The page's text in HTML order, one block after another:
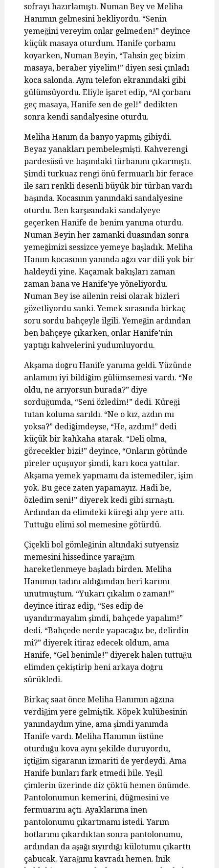
sofrayı hazırlamıştı. Numan Bey ve Meliha
Hanımın gelmesini bekliyordu. “Senin
yemeğini vereyim onlar gelmeden!” deyince
küçük masaya oturdum. Hanife çorbamı
koyarken, Numan Beyin, “Tahsin geç bizim
masaya, beraber yiyelim!” diyen sesi çınladı
koca salonda. Aynı telefon ekranındaki gibi
gülümsüyordu. Eliyle işaret edip, “Al çorbanı
geç masaya, Hanife sen de gel!” dedikten
sonra kendi sandalyesine oturdu.
Meliha Hanım da banyo yapmış gibiydi.
Beyaz yanakları pembeleşmişti. Kahverengi
pardesüsü ve başındaki türbanını çıkarmıştı.
Şimdi turkuaz rengi önü fermuarlı bir ferace
ile sarı renkli desenli büyük bir türban vardı
başında. Kocasının yanındaki sandalyesine
oturdu. Ben karşısındaki sandalyeye
geçerken Hanife de benim yanıma oturdu.
Numan Beyin her zamanki duasından sonra
yemeğimizi sessizce yemeye başladık. Meliha
Hanım kocasının yanında ağzı var dili yok bir
haldeydi yine. Kaçamak bakışları zaman
zaman bana ve Hanife’ye yöneliyordu.
Numan Bey ise ailenin reisi olarak bizleri
gözetliyordu sanki. Yemek sırasında birkaç
soru sordu bahçeyle ilgili. Yemeğin ardından
ben bahçeye çıkarken, onlar Hanife’nin
yaptığı kahvelerini yudumluyordu.
Akşama doğru Hanife yanıma geldi. Yüzünde
anlamını iyi bildiğim gülümsemesi vardı. “Ne
oldu, ne arıyorsun burada?” diye
sorduğumda, “Seni özledim!” dedi. Küreği
tutan koluma sarıldı. “Ne o kız, azdın mı
yoksa?” dediğimdeyse, “He, azdım!” dedi
küçük bir kahkaha atarak. “Deli olma,
görecekler bizi!” deyince, “Onların götünde
pireler uçuşuyor şimdi, karı koca yattılar.
Akşama yemek yapmamı da istemediler, işim
yok. Bu gece zaten yapamayız. Hadi be,
özledim seni!” diyerek kedi gibi sırnaştı.
Ardından da elimdeki küreği alıp yere attı.
Tuttuğu elimi sol memesine götürdü.
Çiçekli bol gömleğinin altındaki sutyensiz
memesini hissedince yarağım
hareketlenmeye başladı birden. Meliha
Hanımın tadını aldığımdan beri karımı
unutmuştum. “Yukarı çıkalım o zaman!”
deyince itiraz edip, “Ses edip de
uyandırmayalım şimdi, bahçede yapalım!”
dedi. “Bahçede nerde yapacağız be, delirdin
mi?” diyerek itiraz edecek oldum, ama
Hanife, “Gel benimle!” diyerek halen tuttuğu
elimden çekiştirip beni arkaya doğru
sürükledi.
Birkaç saat önce Meliha Hanımın ağzına
verdiğim yere gelmiştik. Köpek kulübesinin
yanındaydım yine, ama şimdi yanımda
Hanife vardı. Meliha Hanımın üstüne
oturduğu kova aynı şekilde duruyordu,
içtiğim sigaranın izmariti de yerdeydi. Ama
Hanife bunları fark etmedi bile. Yeşil
çimlerin üzerinde diz çöktü hemen önümde.
Pantolonumun kemerini, düğmesini ve
fermuarını açtı. Ayaklarıma inen
pantolonumu çıkartmamı istedi. Yarım
botlarımı çıkardıktan sonra pantolonumu,
ardından da aşağı sıyırdığı külotumu çıkarttı
çabucak. Yarağımı kavradı hemen. İnik